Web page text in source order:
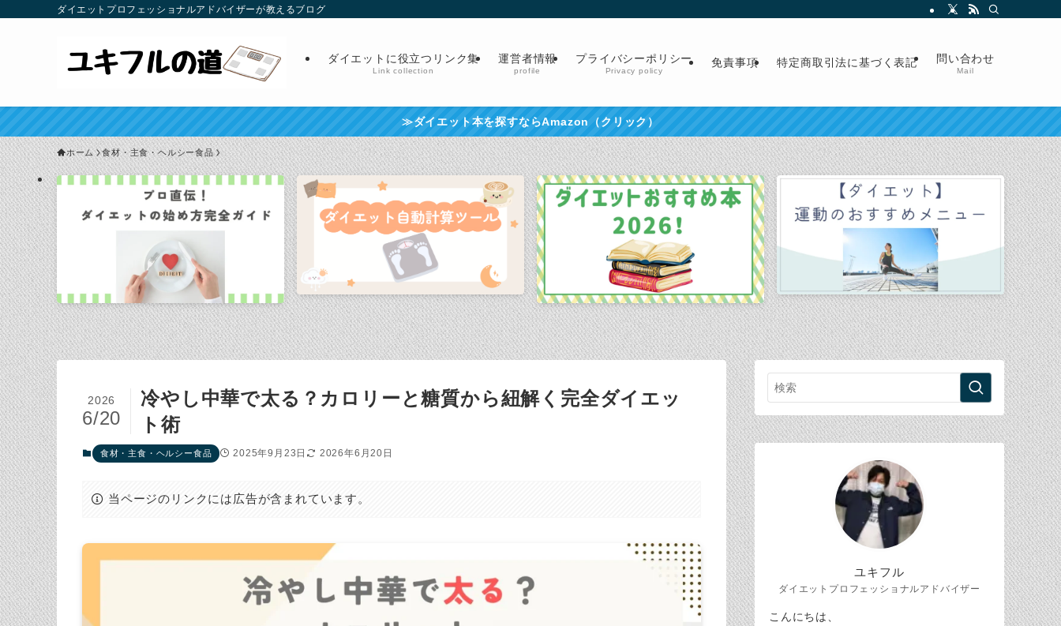
ダイエットプロフェッショナルアドバイザーが教えるブログ
ダイエットに役立つリンク集
Link collection
運営者情報
profile
プライバシーポリシー
Privacy policy
免責事項 特定商取引法に基づく表記 問い合わせ
Mail
≫ダイエット本を探すならAmazon（クリック）
ホーム 食材・主食・ヘルシー食品
冷やし中華で太る？カロリーと糖質から紐解く完全ダイエッ
ト術
2026
6/20
食材・主食・ヘルシー食品 2025年9月23日 2026年6月20日
当ページのリンクには広告が含まれています。
ユキフル
ダイエットプロフェッショナルアドバイザー
こんにちは、